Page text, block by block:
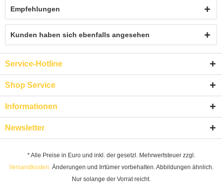
Empfehlungen
Kunden haben sich ebenfalls angesehen
Service-Hotline
Shop Service
Informationen
Newsletter
* Alle Preise in Euro und inkl. der gesetzl. Mehrwertsteuer zzgl.
Versandkosten.Änderungen und Irrtümer vorbehalten. Abbildungen ähnlich.
Nur solange der Vorrat reicht.